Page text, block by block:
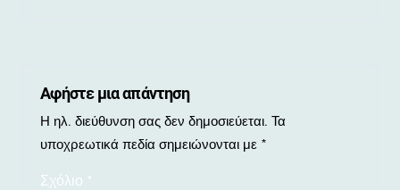
Αφήστε μια απάντηση
Η ηλ. διεύθυνση σας δεν δημοσιεύεται. Τα
υποχρεωτικά πεδία σημειώνονται με *
Σχόλιο *